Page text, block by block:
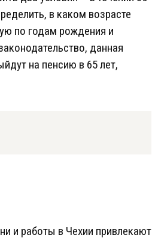
в каком возрасте
по годам рождения и
данная
на пенсию в 65 лет,
и работы в Чехии привлекают